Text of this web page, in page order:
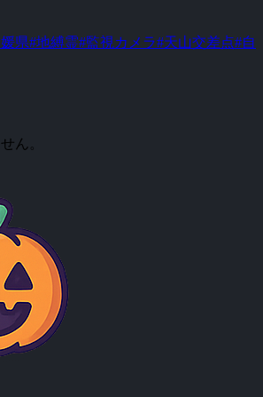
県#地縛霊#監視カメラ#天山交差点#自
ん。